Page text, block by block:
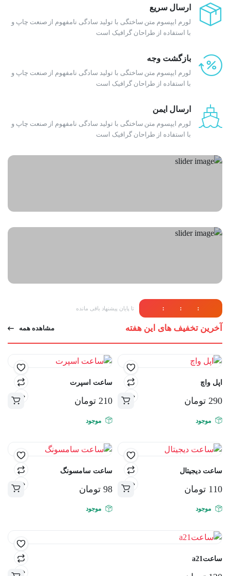
ارسال سریع
لورم ایپسوم متن ساختگی با تولید سادگی نامفهوم از صنعت چاپ و
با استفاده از طراحان گرافیک است
بازگشت وجه
لورم ایپسوم متن ساختگی با تولید سادگی نامفهوم از صنعت چاپ و
با استفاده از طراحان گرافیک است
ارسال ایمن
لورم ایپسوم متن ساختگی با تولید سادگی نامفهوم از صنعت چاپ و
با استفاده از طراحان گرافیک است
آخرین تخفیف های این هفته
: : : تا پایان پیشنهاد باقی مانده
مشاهده همه
اپل واچ
290 تومان
موجود
ساعت اسپرت
210 تومان
موجود
ساعت دیجیتال
110 تومان
موجود
ساعت سامسونگ
98 تومان
موجود
ساعتa21